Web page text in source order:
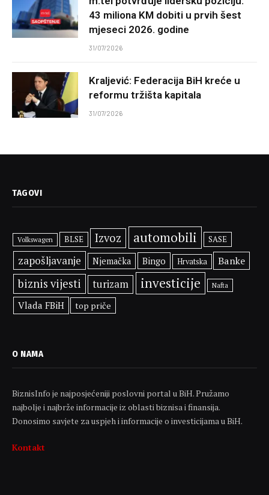
43 miliona KM dobiti u prvih šest
mjeseci 2026. godine
31/07/2026
Kraljević: Federacija BiH kreće u
reformu tržišta kapitala
31/07/2026
TAGOVI
Volkswagen BLSE Izvoz automobili SASE
zapošljavanje Njemačka Bingo Hrvatska Banke
biznis vijesti turizam investicije Nafta
Vlada FBiH top priče
O NAMA
BiznisInfo je najposjećeniji poslovni portal u BiH. Pružamo
najbolje i najbrže informacije iz oblasti biznisa i finansija.
Donosimo savjete za uspjeh i informacije o investicijama u BiH.
Kontakt